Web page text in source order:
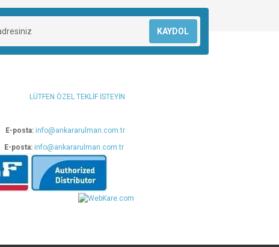
KAYDOL
LÜTFEN ÖZEL TEKLİF İSTEYİN
E-posta: info@ankararulman.com.tr
E-posta: info@ankararulman.com.tr